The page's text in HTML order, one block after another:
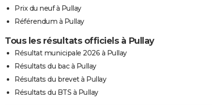
Prix du neuf à Pullay
Référendum à Pullay
Tous les résultats officiels à Pullay
Résultat municipale 2026 à Pullay
Résultats du bac à Pullay
Résultats du brevet à Pullay
Résultats du BTS à Pullay